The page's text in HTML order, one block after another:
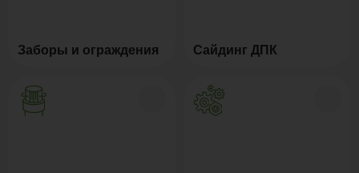
Заборы и ограждения Сайдинг ДПК